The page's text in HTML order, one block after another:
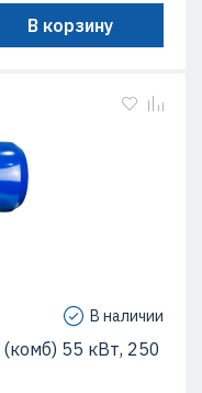
В корзину
В наличии
55 кВт, 250